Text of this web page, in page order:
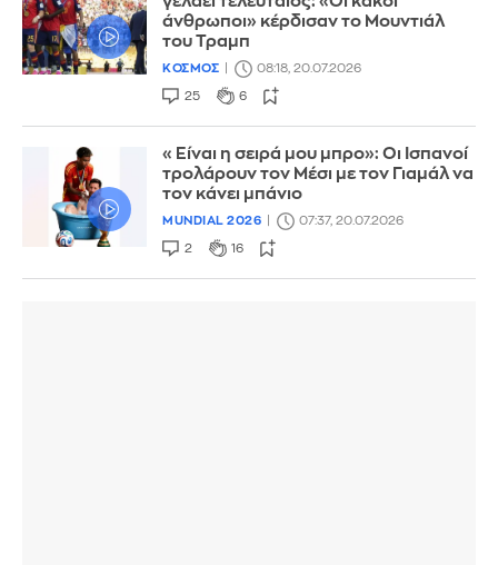
άνθρωποι» κέρδισαν το Μουντιάλ
του Τραμπ
ΚΟΣΜΟΣ 08:18, 20.07.2026
25 6
«Είναι η σειρά μου μπρο»: Οι Ισπανοί
τρολάρουν τον Μέσι με τον Γιαμάλ να
τον κάνει μπάνιο
MUNDIAL 2026 07:37, 20.07.2026
2 16